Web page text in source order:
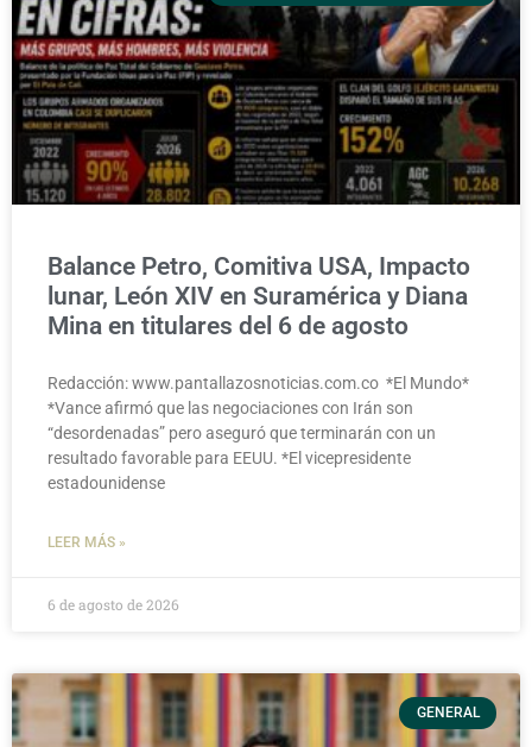
Balance Petro, Comitiva USA, Impacto
lunar, León XIV en Suramérica y Diana
Mina en titulares del 6 de agosto
Redacción: www.pantallazosnoticias.com.co *El Mundo*
*Vance afirmó que las negociaciones con Irán son
“desordenadas” pero aseguró que terminarán con un
resultado favorable para EEUU. *El vicepresidente
estadounidense
LEER MÁS »
6 de agosto de 2026
GENERAL